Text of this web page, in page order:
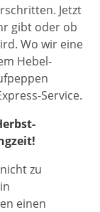
Jetzt
gibt oder ob
Wo wir eine
Hebel-
Service.
zu
einen